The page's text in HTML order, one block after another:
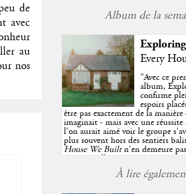
de
avec
au
nos
Album de la
Every
"Avec ce
album,
confirme
espoirs
être pas exactement de la
imaginait - mais avec une
l'on aurait aimé voir le groupe
plus souvent hors des sentiers
House We Builtn'en demeure
des très belles surprises de cette
plusieurs morceaux qui
une place de choix dans vos
À lire